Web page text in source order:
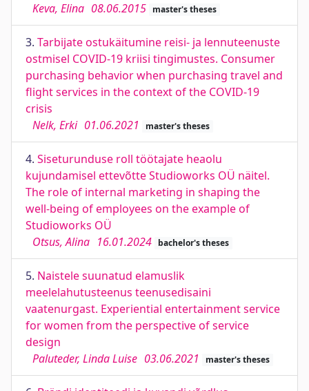
Keva, Elina 08.06.2015 master's theses
3. Tarbijate ostukäitumine reisi- ja lennuteenuste
ostmisel COVID-19 kriisi tingimustes. Consumer
purchasing behavior when purchasing travel and
flight services in the context of the COVID-19
crisis
Nelk, Erki 01.06.2021 master's theses
4. Siseturunduse roll töötajate heaolu
kujundamisel ettevõtte Studioworks OÜ näitel.
The role of internal marketing in shaping the
well-being of employees on the example of
Studioworks OÜ
Otsus, Alina 16.01.2024 bachelor's theses
5. Naistele suunatud elamuslik
meelelahutusteenus teenusedisaini
vaatenurgast. Experiential entertainment service
for women from the perspective of service
design
Paluteder, Linda Luise 03.06.2021 master's theses